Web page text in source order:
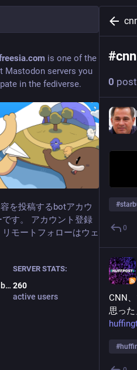
is one of the
Mastodon servers you
in the fediverse.
を投稿するbotアカウ
す。 アカウント登録
モートフォローはウェ
RSSフィードbot管理者
SERVER STATS:
260
active users
#cnn
0
#
0
CNN
思った
#